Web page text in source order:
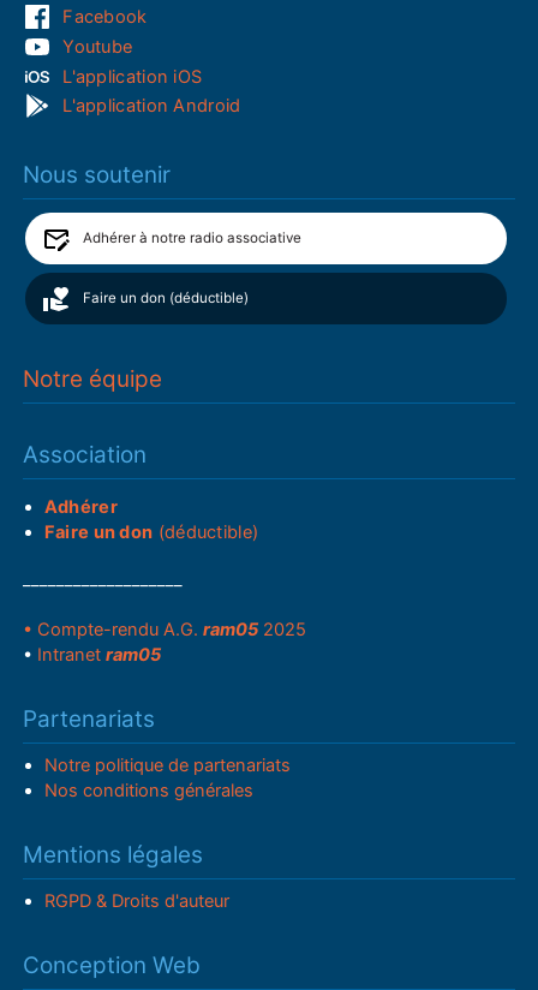
Facebook
Youtube
L'application iOS
L'application Android
Nous soutenir
Adhérer à notre radio associative
Faire un don (déductible)
Notre équipe
Association
Adhérer
Faire un don (déductible)
• Compte-rendu A.G.ram05 2025
• Intranetram05
Partenariats
Notre politique de partenariats
Nos conditions générales
Mentions légales
RGPD & Droits d'auteur
Conception Web